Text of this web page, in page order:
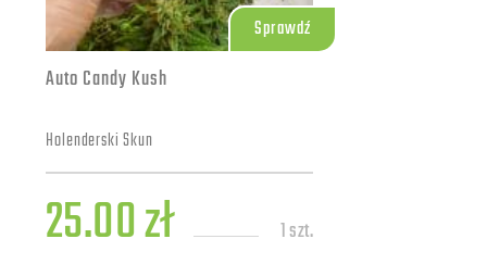
Sprawdź
Auto Candy Kush
Holenderski Skun
25.00 zł 1 szt.